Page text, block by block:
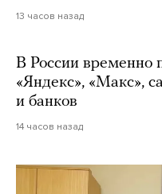
13 часов назад
В России временно
«Яндекс», «Макс»,
и банков
14 часов назад